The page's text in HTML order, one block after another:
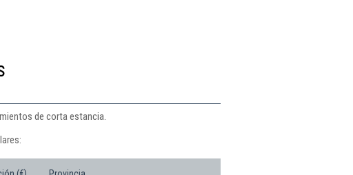
de corta estancia.